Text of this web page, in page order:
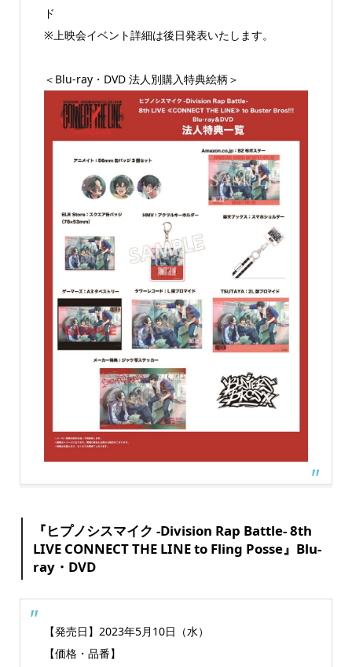
ド
※上映会イベント詳細は後日発表いたします。
＜Blu-ray・DVD 法人別購入特典絵柄＞
『ヒプノシスマイク -Division Rap Battle- 8th
LIVE CONNECT THE LINE to Fling Posse』Blu-
ray・DVD
【発売日】2023年5月10日（水）
【価格・品番】